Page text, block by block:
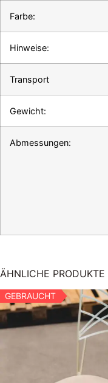
Farbe:
Hinweise:
Transport
Gewicht:
Abmessungen:
ÄHNLICHE PRODUKTE
GEBRAUCHT